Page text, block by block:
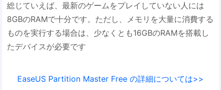
総じていえば、最新のゲームをプレイしていない人には
8GBのRAMで十分です。ただし、メモリを大量に消費する
ものを実行する場合は、少なくとも16GBのRAMを搭載し
たデバイスが必要です
EaseUS Partition Master Free の詳細については>>